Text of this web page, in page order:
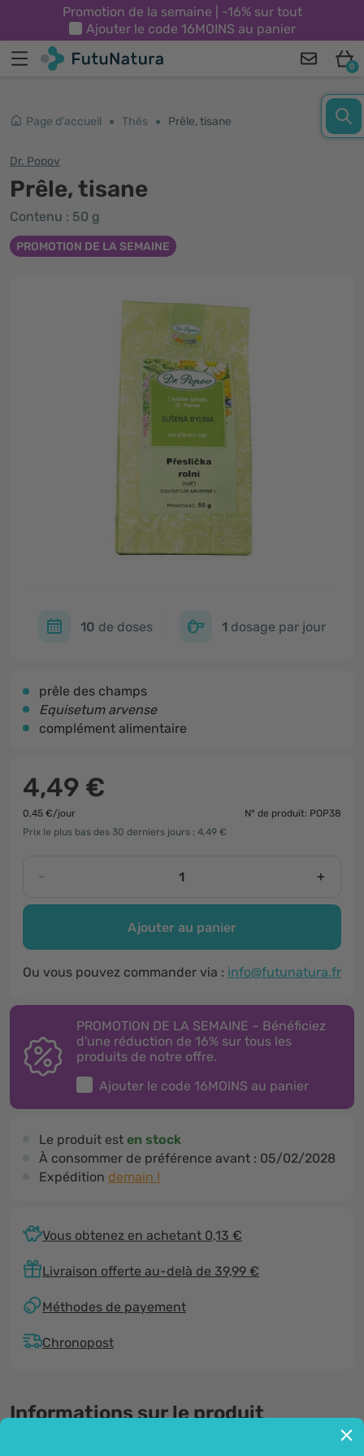
Promotion de la semaine | -16% sur tout
Ajouter le code 16MOINS au panier
0
Page d'accueil Thés Prêle, tisane
Dr. Popov
Prêle, tisane
Contenu : 50 g
PROMOTION DE LA SEMAINE
10 de doses 1 dosage par jour
prêle des champs
Equisetum arvense
complément alimentaire
4,49 €
0,45 €/jour
N° de produit: POP38
Prix le plus bas des 30 derniers jours : 4,49 €
- +
Ajouter au panier
Ou vous pouvez commander via : info@futunatura.fr
PROMOTION DE LA SEMAINE – Bénéficiez
d'une réduction de 16% sur tous les
produits de notre offre.
Ajouter le code 16MOINS au panier
Le produit est en stock
À consommer de préférence avant : 05/02/2028
Expédition demain !
Vous obtenez en achetant 0,13 €
Livraison offerte au-delà de 39,99 €
Méthodes de payement
Chronopost
Informations sur le produit